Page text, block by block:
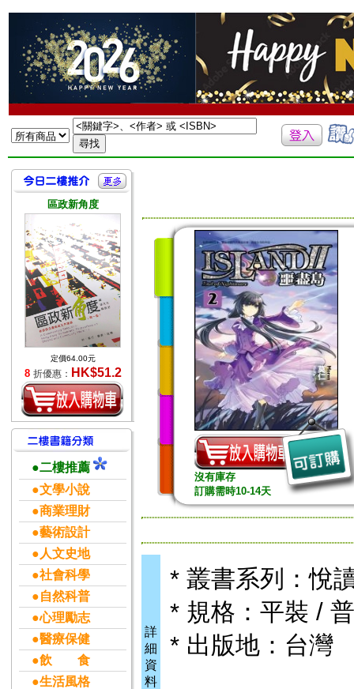
區政新角度
定價64.00元
8 折優惠： HK$51.2
●二樓推薦
●文學小說
●商業理財
●藝術設計
●人文史地
●社會科學
●自然科普
●心理勵志
●醫療保健
●飲 食
●生活風格
沒有庫存
訂購需時10-14天
詳
細
資
料
* 叢書系列：悅
* 規格：平裝 /
* 出版地：台灣